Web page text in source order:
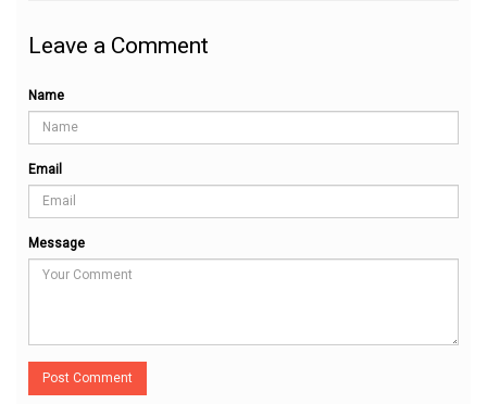
Leave a Comment
Name
Email
Message
Post Comment